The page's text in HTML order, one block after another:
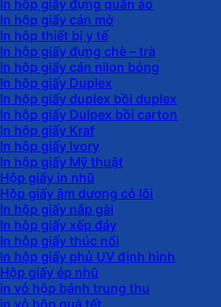
In hộp giấy đựng quần áo
In hộp giấy cán mờ
In hộp thiết bị y tế
In hộp giấy đựng chè – trà
In hộp giấy cán nilon bóng
In hộp giấy Duplex
In hộp giấy duplex bồi duplex
In hộp giấy Dulpex bồi carton
In hộp giấy Kraf
In hộp giấy Ivory
In hộp giấy Mỹ thuật
Hộp giấy in nhũ
Hộp giấy âm dương có lõi
In hộp giấy nắp gài
In hộp giấy xếp đáy
In hộp giấy thúc nổi
In hộp giấy phủ UV định hình
Hộp giấy ép nhũ
in vỏ hộp bánh trung thu
in vỏ hộp quà tết